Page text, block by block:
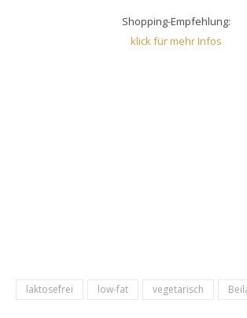
Shopping-Empfehlung:
klick für mehr Infos
laktosefrei low-fat vegetarisch